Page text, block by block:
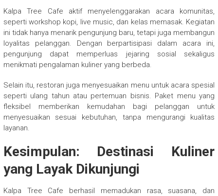
Kalpa Tree Cafe aktif menyelenggarakan acara komunitas,
seperti workshop kopi, live music, dan kelas memasak. Kegiatan
ini tidak hanya menarik pengunjung baru, tetapi juga membangun
loyalitas pelanggan. Dengan berpartisipasi dalam acara ini,
pengunjung dapat memperluas jejaring sosial sekaligus
menikmati pengalaman kuliner yang berbeda.
Selain itu, restoran juga menyesuaikan menu untuk acara spesial
seperti ulang tahun atau pertemuan bisnis. Paket menu yang
fleksibel memberikan kemudahan bagi pelanggan untuk
menyesuaikan sesuai kebutuhan, tanpa mengurangi kualitas
layanan.
Kesimpulan: Destinasi Kuliner
yang Layak Dikunjungi
Kalpa Tree Cafe berhasil memadukan rasa, suasana, dan